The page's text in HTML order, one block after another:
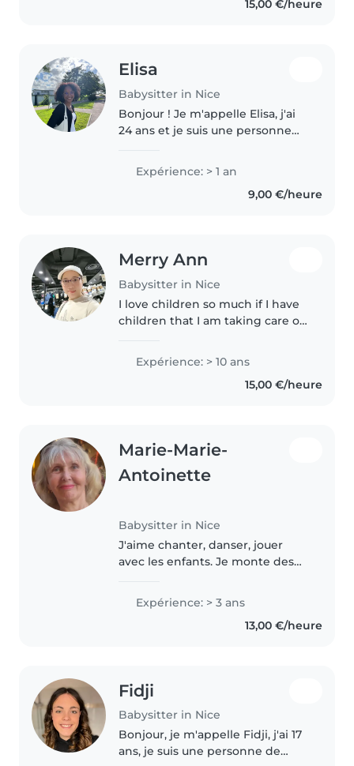
15,00 €/heure
Elisa
Babysitter in Nice
Bonjour ! Je m'appelle Elisa, j'ai
24 ans et je suis une personne
responsable. J'ai passé un an aux
États-Unis en tant qu'au pair, où
Expérience: > 1 an
9,00 €/heure
Merry Ann
Babysitter in Nice
I love children so much if I have
children that I am taking care of
discreet,loving , patience,reliable
honest and hardworking always
Expérience: > 10 ans
15,00 €/heure
Marie-Marie-
Antoinette
Babysitter in Nice
J'aime chanter, danser, jouer
avec les enfants. Je monte des
conservatoire d'art dramatique.
Je suis attentionnée et à
Expérience: > 3 ans
13,00 €/heure
Fidji
Babysitter in Nice
Bonjour, je m'appelle Fidji, j'ai 17
ans, je suis une personne de